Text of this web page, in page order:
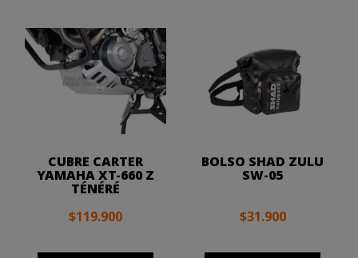
CUBRE CARTER
YAMAHA XT-660 Z
TÉNÉRÉ
$119.900
BOLSO SHAD ZULU
SW-05
$31.900